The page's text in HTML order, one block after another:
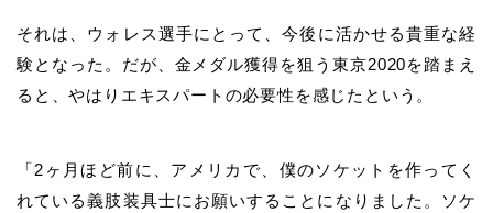
それは、 ウォレス選手にとって、今後に活かせる貴重な経
験となった。だが、金メダル獲得を狙う東京2020を踏まえ
ると、やはりエキスパートの必要性を感じたという。
「2ヶ月ほど前に、アメリカで、僕のソケットを作ってく
れている義肢装具士に お願いすることになりました 。ソケ